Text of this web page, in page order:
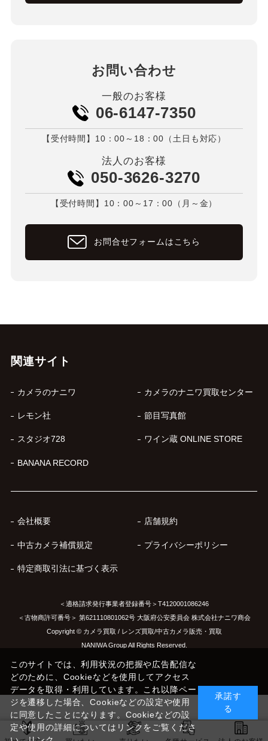
お問い合わせ
一般のお客様
06-6147-7350
【受付時間】10：00～18：00（土日も対応）
法人のお客様
050-3626-3270
【受付時間】10：00～17：00（月～金）
お問合せフォームはこちら
関連サイト
カメラのナニワ カメラのナニワ買取センター
レモン社 節目写真館
スタジオ728 ワイン蔵 ONLINE STORE
BANANA RECORD
会社概要 店舗規約
中古カメラ補償規定 プライバシーポリシー
特定商取引法に基づく表示
＜適格請求発行事業者登録番号＞T4120001086246
＜古物商許可番号＞ 第621110801062号 大阪府公安委員会 株式会社ナニワ商会
Copyright © カメラ買取 / レンズ買取/中古カメラ販売・買取
NANIWA Group All Rights Reserved.
このサイトでは、利用状況の把握や広告配信な
どのために、Cookieなどを使用してアクセス
データを取得・利用しています。これ以降ペー
ジを遷移した場合、Cookieなどの設定や使用
に同意したことになります。Cookieなどの設
定や使用の詳細についてはリンクをご覧くださ
承諾す
る